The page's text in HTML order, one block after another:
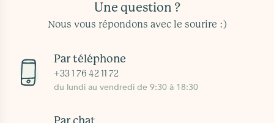
Une question ?
Nous vous répondons avec le sourire :)
Par téléphone
+33 1 76 42 11 72
du lundi au vendredi de 9:30 à 18:30